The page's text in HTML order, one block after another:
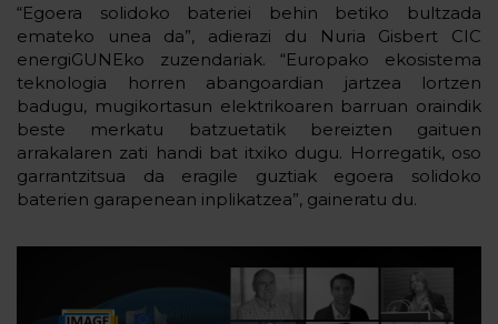
“Egoera solidoko bateriei behin betiko bultzada
emateko unea da”, adierazi du Nuria Gisbert CIC
energiGUNEko zuzendariak. “Europako ekosistema
teknologia horren abangoardian jartzea lortzen
badugu, mugikortasun elektrikoaren barruan oraindik
beste merkatu batzuetatik bereizten gaituen
arrakalaren zati handi bat itxiko dugu. Horregatik, oso
garrantzitsua da eragile guztiak egoera solidoko
baterien garapenean inplikatzea”, gaineratu du.